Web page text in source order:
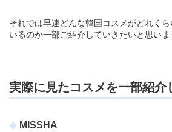
それでは早速どんな韓国コスメがどれく
いるのか一部ご紹介していきたいと思い
実際に見たコスメを一部紹
MISSHA